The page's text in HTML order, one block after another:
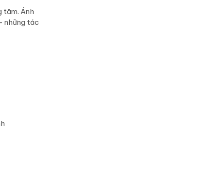
tâm. Ánh
những tác